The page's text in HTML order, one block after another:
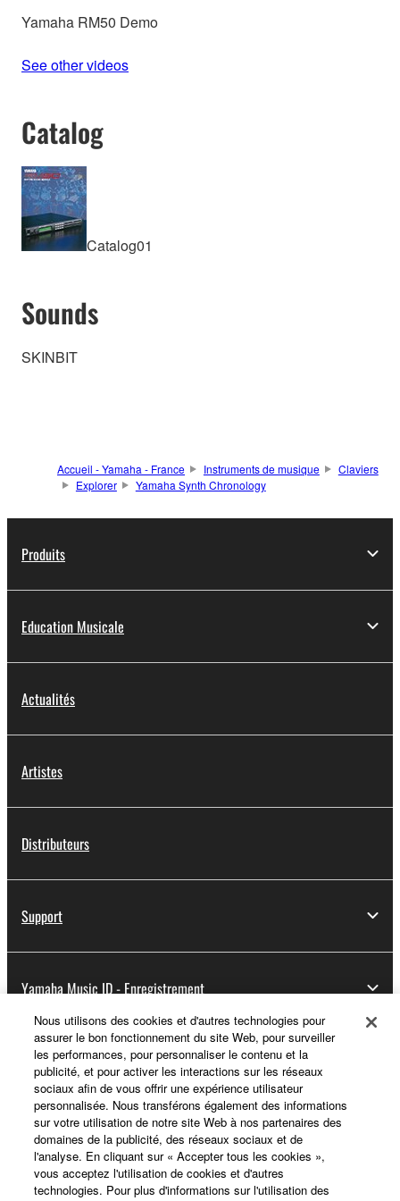
Yamaha RM50 Demo
See other videos
Catalog
Catalog01
Sounds
SKINBIT
Accueil - Yamaha - France Instruments de musique
Claviers
Explorer
Yamaha Synth Chronology
Produits
Education Musicale
Actualités
Artistes
Distributeurs
Support
Yamaha Music ID - Enregistrement
A propos de Yamaha
France - French
Professionnel
Nous utilisons des cookies et d'autres technologies pour
assurer le bon fonctionnement du site Web, pour surveiller
les performances, pour personnaliser le contenu et la
publicité, et pour activer les interactions sur les réseaux
sociaux afin de vous offrir une expérience utilisateur
personnalisée. Nous transférons également des informations
sur votre utilisation de notre site Web à nos partenaires des
domaines de la publicité, des réseaux sociaux et de
l'analyse. En cliquant sur « Accepter tous les cookies »,
vous acceptez l'utilisation de cookies et d'autres
technologies. Pour plus d'informations sur l'utilisation des